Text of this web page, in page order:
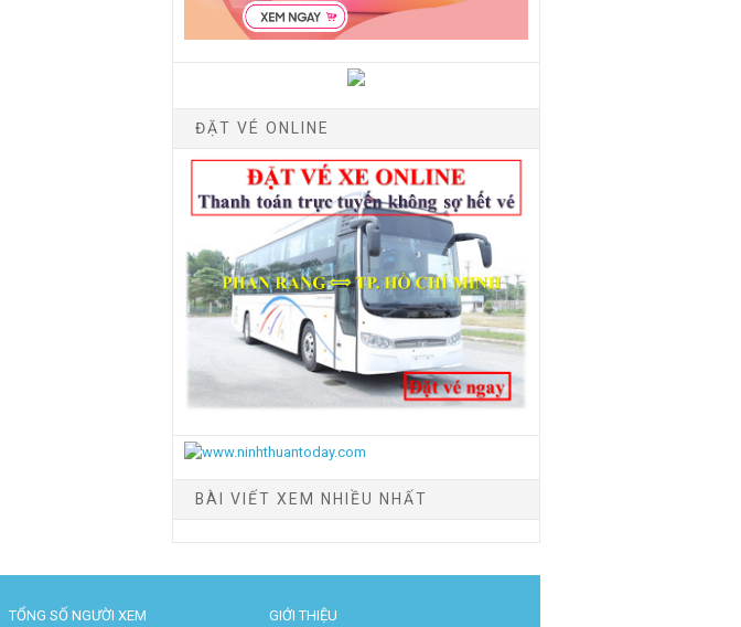
ĐẶT VÉ ONLINE
BÀI VIẾT XEM NHIỀU NHẤT
TỔNG SỐ NGƯỜI XEM GIỚI THIỆU